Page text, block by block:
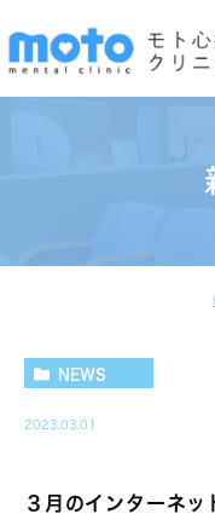
NEWS
2023.03.01
３月のインターネ